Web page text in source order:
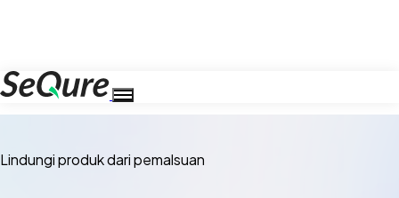
Lindungi produk dari pemalsuan